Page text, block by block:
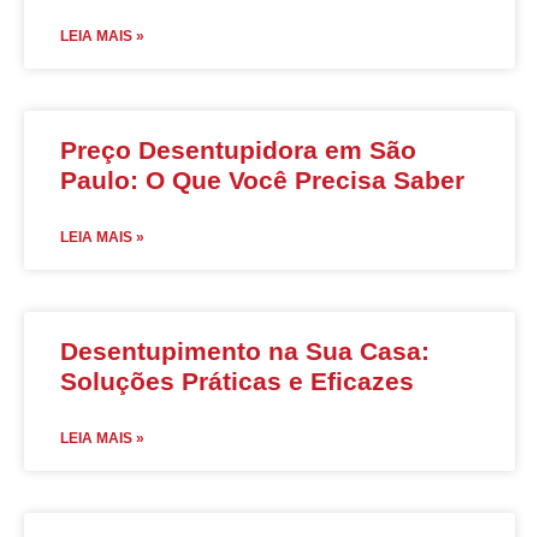
LEIA MAIS »
Preço Desentupidora em São
Paulo: O Que Você Precisa Saber
LEIA MAIS »
Desentupimento na Sua Casa:
Soluções Práticas e Eficazes
LEIA MAIS »